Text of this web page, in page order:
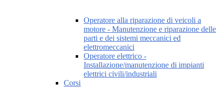
Operatore alla riparazione di veicoli a
motore - Manutenzione e riparazione delle
parti e dei sistemi meccanici ed
elettromeccanici
Operatore elettrico -
Installazione/manutenzione di impianti
elettrici civili/industriali
Corsi